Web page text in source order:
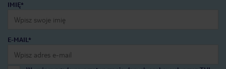
IMIĘ*
E-MAIL*